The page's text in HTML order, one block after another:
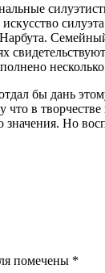
бы дань
что в
Но
помечены *